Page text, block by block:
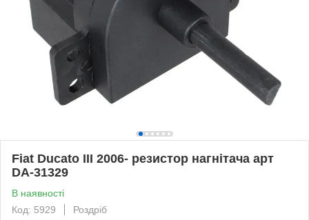
Fiat Ducato III 2006- резистор нагнітача арт
DA-31329
В наявності
Код: 5929
Роздріб